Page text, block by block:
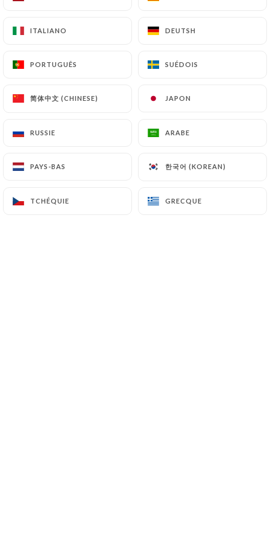
ITALIANO DEUTSH
PORTUGUÊS SUÉDOIS
简体中文 (CHINESE) JAPON
RUSSIE ARABE
PAYS-BAS 한국어 (KOREAN)
TCHÉQUIE GRECQUE
ITALIANO DEUTSH
PORTUGUÊS SUÉDOIS
简体中文 (CHINESE) JAPON
RUSSIE ARABE
PAYS-BAS 한국어 (KOREAN)
TCHÉQUIE GRECQUE